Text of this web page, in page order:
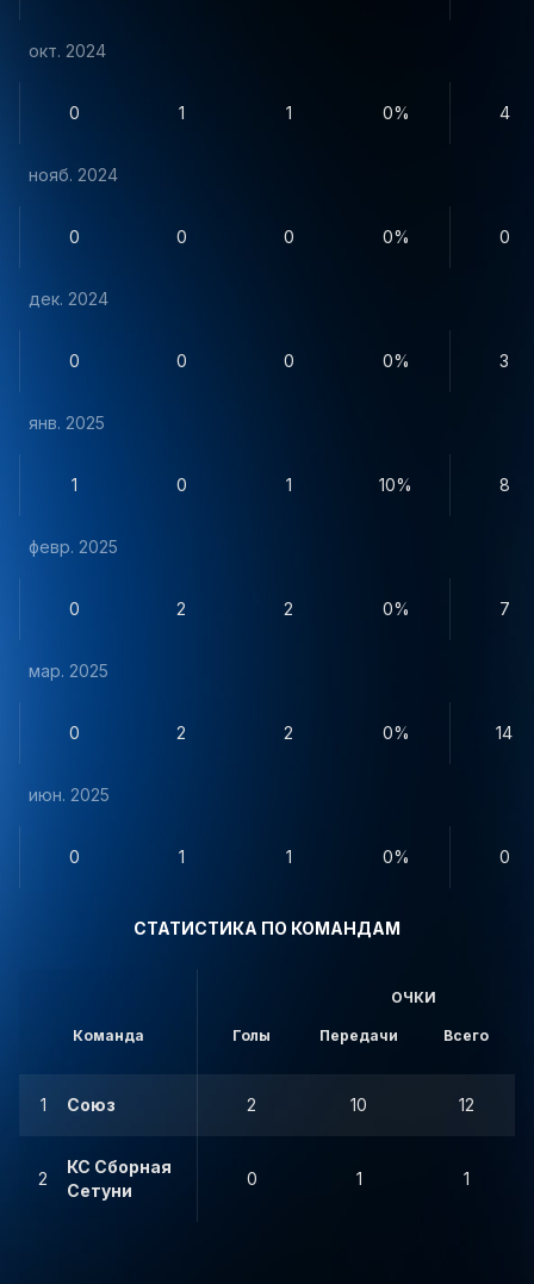
окт. 2024
0 1 1 0% 4
нояб. 2024
0 0 0 0% 0
дек. 2024
0 0 0 0% 3
янв. 2025
1 0 1 10% 8
февр. 2025
0 2 2 0% 7
мар. 2025
0 2 2 0% 14
июн. 2025
0 1 1 0% 0
СТАТИСТИКА ПО КОМАНДАМ
Команда
ОЧКИ
Голы Передачи Всего
1 Союз 2 10 12
2
КС Сборная
Сетуни
0 1 1